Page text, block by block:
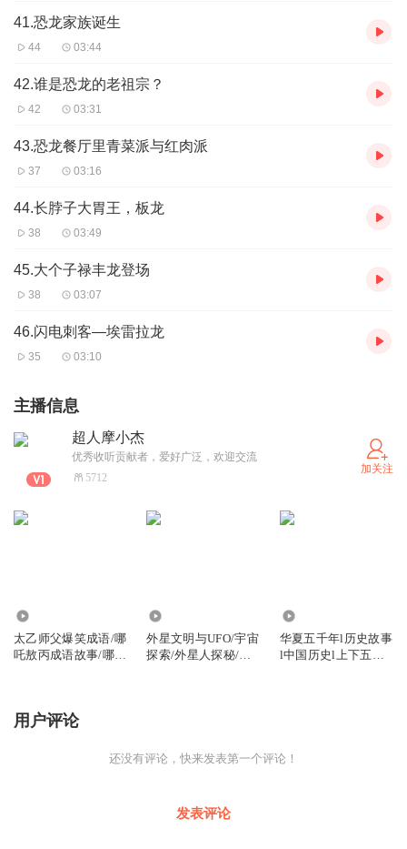
41.恐龙家族诞生
44 03:44
42.谁是恐龙的老祖宗？
42 03:31
43.恐龙餐厅里青菜派与红肉派
37 03:16
44.长脖子大胃王，板龙
38 03:49
45.大个子禄丰龙登场
38 03:07
46.闪电刺客—埃雷拉龙
35 03:10
主播信息
超人摩小杰
优秀收听贡献者，爱好广泛，欢迎交流
5712
加关注
太乙师父爆笑成语/哪
吒敖丙成语故事/哪吒
外星文明与UFO/宇宙
探索/外星人探秘/解
华夏五千年l历史故事
l中国历史l上下五千
用户评论
还没有评论，快来发表第一个评论！
发表评论